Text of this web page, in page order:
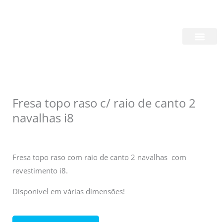
Fresa topo raso c/ raio de canto 2
navalhas i8
Fresa topo raso com raio de canto 2 navalhas com
revestimento i8.
Disponível em várias dimensões!